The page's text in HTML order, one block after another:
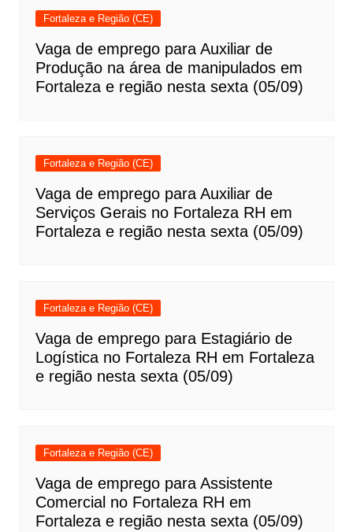
Fortaleza e Região (CE)
Vaga de emprego para Auxiliar de
Produção na área de manipulados em
Fortaleza e região nesta sexta (05/09)
Fortaleza e Região (CE)
Vaga de emprego para Auxiliar de
Serviços Gerais no Fortaleza RH em
Fortaleza e região nesta sexta (05/09)
Fortaleza e Região (CE)
Vaga de emprego para Estagiário de
Logística no Fortaleza RH em Fortaleza
e região nesta sexta (05/09)
Fortaleza e Região (CE)
Vaga de emprego para Assistente
Comercial no Fortaleza RH em
Fortaleza e região nesta sexta (05/09)